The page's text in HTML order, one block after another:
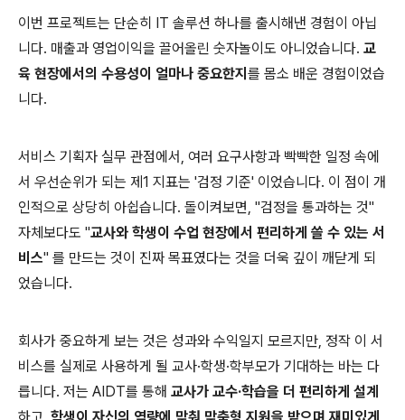
이번 프로젝트는 단순히 IT 솔루션 하나를 출시해낸 경험이 아닙
니다. 매출과 영업이익을 끌어올린 숫자놀이도 아니었습니다. 교
육 현장에서의 수용성이 얼마나 중요한지 를 몸소 배운 경험이었습
니다.
서비스 기획자 실무 관점에서, 여러 요구사항과 빡빡한 일정 속에
서 우선순위가 되는 제1 지표는 '검정 기준' 이었습니다. 이 점이 개
인적으로 상당히 아쉽습니다. 돌이켜보면, "검정을 통과하는 것"
자체보다도 "교사와 학생이 수업 현장에서 편리하게 쓸 수 있는 서
비스" 를 만드는 것이 진짜 목표였다는 것을 더욱 깊이 깨닫게 되
었습니다.
회사가 중요하게 보는 것은 성과와 수익일지 모르지만, 정작 이 서
비스를 실제로 사용하게 될 교사·학생·학부모가 기대하는 바는 다
릅니다. 저는 AIDT를 통해 교사가 교수·학습을 더 편리하게 설계